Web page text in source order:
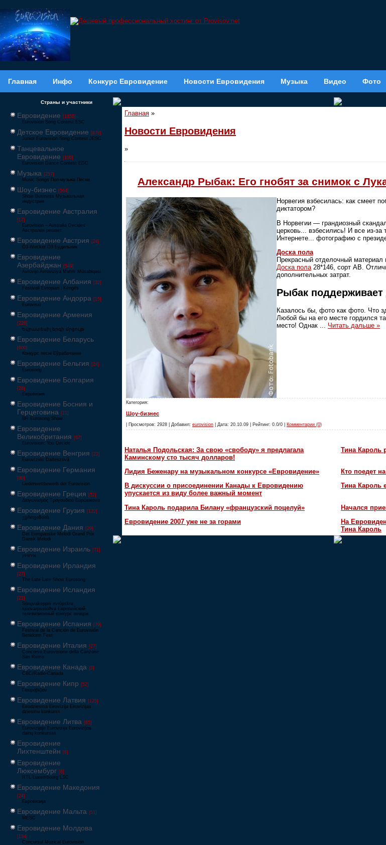
Главная Инфо Конкурс Евровидение Новости Евровидения Музыка Видео Фото
Страны и участники
Евровидение [1858]
Eurovision Song Contest ESC
Детское Евровидение [878]
Junior Eurovision Song Contest JESC
Танцевальное
Евровидение [106]
Eurovision Dance Contest EDC
Музыка [257]
Music Songs Поп-музыка Песни
Шоу-бизнес [564]
Show Business Музыкальная
индустрия
Евровидение Австралия
[17]
Eurovision – Australia Decides
Австралия решает
Евровидение Австрия [24]
Ö3-Wecker Ö3 Будильник
Евровидение
Азербайджан [549]
Avrovijn Avroviziya Mahnı Müsabiqəsi
Евровидение Албания [32]
Festivali Evropian i Këngës
Евровидение Андорра [15]
Eurovisió
Евровидение Армения
[228]
Եվրատեսիլ երգի մրցույթ
Евровидение Беларусь
[600]
Конкурс песні Еўрабачанне
Евровидение Бельгия [24]
Eurosong
Евровидение Болгария
[26]
Евровизия
Евровидение Босния и
Герцеговина [21]
BH Eurosong Show
Евровидение
Великобритания [67]
Eurovision: You Decide
Евровидение Венгрия [22]
Eurovíziós Dalfesztivá
Евровидение Германия
[80]
Liederwettbewerb der Eurovision
Евровидение Греция [52]
Διαγωνισμός Τραγουδιού Ευρώεικονα
Евровидение Грузия [122]
ევროვიზიის
Евровидение Дания [29]
Det Europæiske Melodi Grand Prix
Dansk Melodi
Евровидение Израиль [71]
‏אירוויזיון
Евровидение Ирландия
[27]
The Late Late Show Eurosong
Евровидение Исландия
[21]
Söngvakeppni evrópskra
sjónvarpsstöðva Европейский
телевизионный конкурс певцов
Евровидение Испания [79]
Festival de la Canción de Eurovisión
Benidorm Fest
Евровидение Италия [27]
Concorso Eurovisione della Canzone
San Remo
Евровидение Канада [3]
CBC/Radio-Canada
Евровидение Кипр [52]
Γιουροβίζιον
Евровидение Латвия [125]
Eirodziesma Eirovīzija Eirovīzijas
dziesmu konkurss
Евровидение Литва [65]
Eurovizijoje Eurovizija Eurovizijos
dainų konkursas
Евровидение
Лихтенштейн [6]
Евровидение
Люксембург [6]
RTL Luxembourg LSC
Евровидение Македония
[24]
Евровизија
Евровидение Мальта [51]
MESC
Евровидение Молдова
[134]
Concursul Muzical Eurovision
Главная »
Новости Евровидения
»
Александр Рыбак: Его гнобят за снимок с
Норвегия взбесилась: как смеет
диктатором?
В Норвегии — грандиозный
церковь... взбесились! И все из-
Интернете... фотографию с
Доска пола
Прекрасный отделочный
Доска пола 28*146, сорт АВ.
дополнительных затрат.
Рыбак поддерживает
Казалось бы, фото как фото. Что
Любой бы на его месте гордился
место! Однак ... Читать дальше »
Категория:
Шоу-бизнес
| Просмотров: 2928 | Добавил: eurovision | Дата: 20.10.09 | Рейтинг: 0.0/0 | Комментарии (0)
Наталья Подольская: За свою «свободу» я предлагала
Каминскому сто тысяч долларов!
Тина Кароль
Лидия Беженару на музыкальном конкурсе «Евровидение»
Кто поедет
В дискуссии о присоединении Канады к Евровидению
упускается из виду более важный момент
Тина Кароль
Тина Кароль подарила Билану «французский поцелуй»
Начался
Евровидение 2007 уже не за горами
На
Тина Кароль